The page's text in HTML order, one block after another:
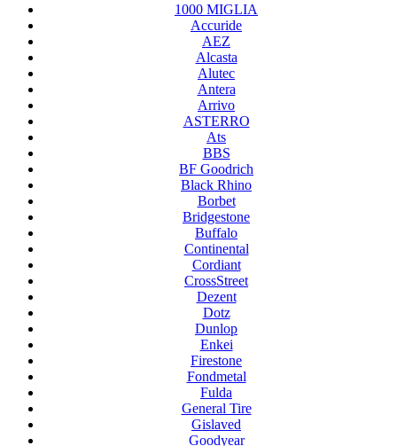
1000 MIGLIA
Accuride
AEZ
Alcasta
Alutec
Antera
Arrivo
ASTERRO
Ats
BBS
BF Goodrich
Black Rhino
Borbet
Bridgestone
Buffalo
Continental
Cordiant
CrossStreet
Dezent
Dotz
Dunlop
Enkei
Firestone
Fondmetal
Fulda
General Tire
Gislaved
Goodyear